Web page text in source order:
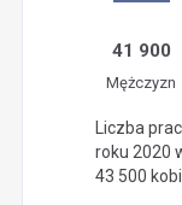
41 900
Mężczyzn
Liczba
roku 2020
43 500